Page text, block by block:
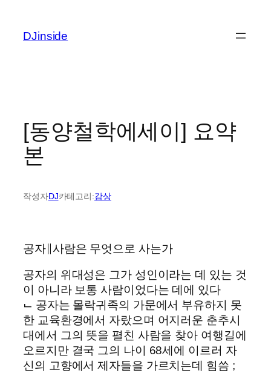
DJinside
[동양철학에세이] 요약
본
작성자DJ카테고리:감상
공자∥사람은 무엇으로 사는가
공자의 위대성은 그가 성인이라는 데 있는 것
이 아니라 보통 사람이었다는 데에 있다
⌙ 공자는 몰락귀족의 가문에서 부유하지 못
한 교육환경에서 자랐으며 어지러운 춘추시
대에서 그의 뜻을 펼친 사람을 찾아 여행길에
오르지만 결국 그의 나이 68세에 이르러 자
신의 고향에서 제자들을 가르치는데 힘씀 ;